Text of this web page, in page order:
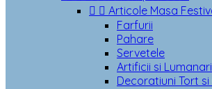
  Articole Masa
Farfurii
Pahare
Servetele
Artificii si Lumanari
Decoratiuni Tort